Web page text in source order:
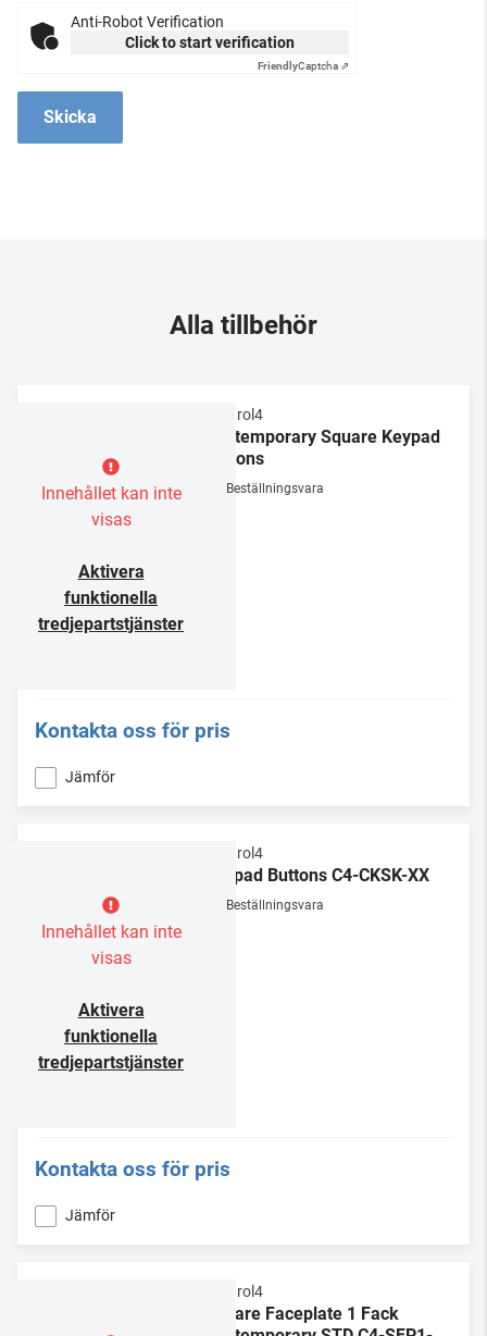
Anti-Robot Verification
Click to start verification
FriendlyCaptcha ⇗
Skicka
Alla tillbehör
Innehållet kan inte
visas
Aktivera
funktionella
tredjepartstjänster
Control4
Contemporary Square Keypad
Buttons
Beställningsvara
Kontakta oss för pris
Jämför
Innehållet kan inte
visas
Aktivera
funktionella
tredjepartstjänster
Control4
Keypad Buttons C4-CKSK-XX
Beställningsvara
Kontakta oss för pris
Jämför
Control4
Square Faceplate 1 Fack